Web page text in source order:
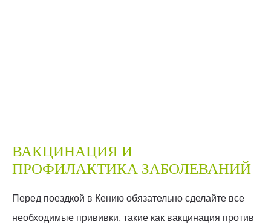
ВАКЦИНАЦИЯ И
ПРОФИЛАКТИКА ЗАБОЛЕВАНИЙ
Перед поездкой в Кению обязательно сделайте все
необходимые прививки, такие как вакцинация против